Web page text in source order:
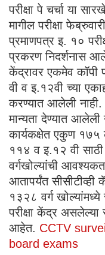
परीक्षा पे चर्चा या
मागील परीक्षा
प्रमाणपत्र इ. १०
प्रकरण निदर्शनास
केंद्रावर एकमेव कॉपी
वी व इ.१२वी च्या
करण्यात आलेली नाही.
मान्यता देण्यात आलेली
कार्यकक्षेत एकुण १७५
११४ व इ.१२ वी
वर्गखोल्यांची
आतापर्यंत
१३२८ वर्ग खोल्यांमध्ये
परीक्षा केंद्र
आहेत. CCTV
board exams